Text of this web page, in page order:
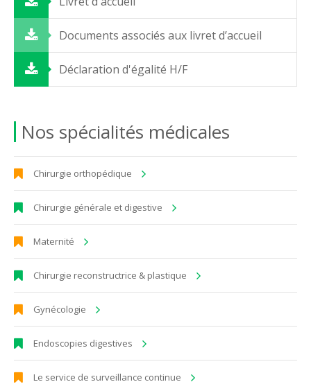
Documents associés aux livret d’accueil
Déclaration d'égalité H/F
Nos spécialités médicales
Chirurgie orthopédique
Chirurgie générale et digestive
Maternité
Chirurgie reconstructrice & plastique
Gynécologie
Endoscopies digestives
Le service de surveillance continue